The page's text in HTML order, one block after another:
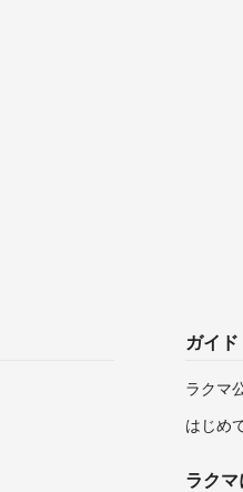
ガイド
ラクマ
はじめ
ラク